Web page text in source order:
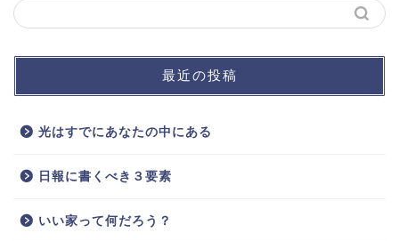
最近の投稿
光はすでにあなたの中にある
日報に書くべき３要素
いい家って何だろう？